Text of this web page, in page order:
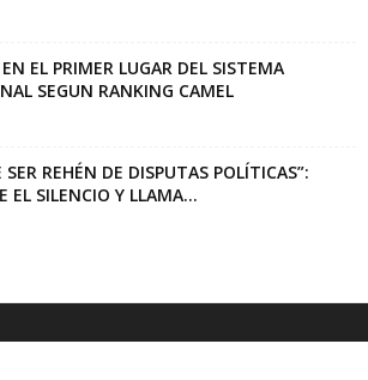
EL PRIMER LUGAR DEL SISTEMA
SEGUN RANKING CAMEL
REHÉN DE DISPUTAS POLÍTICAS”:
EL SILENCIO Y LLAMA...